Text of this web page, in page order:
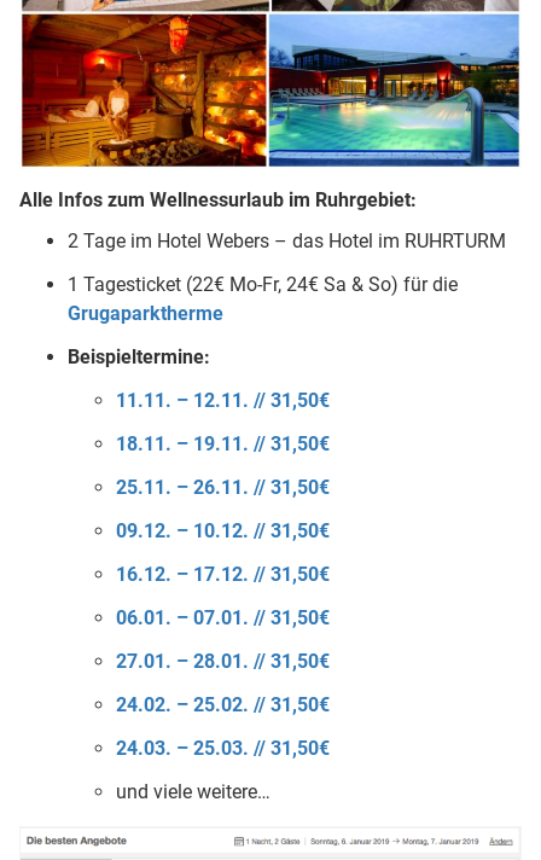
Alle Infos zum Wellnessurlaub im Ruhrgebiet:
2 Tage im Hotel Webers – das Hotel im RUHRTURM
1 Tagesticket (22€ Mo-Fr, 24€ Sa & So) für die
Grugaparktherme
Beispieltermine:
11.11. – 12.11. // 31,50€
18.11. – 19.11. // 31,50€
25.11. – 26.11. // 31,50€
09.12. – 10.12. // 31,50€
16.12. – 17.12. // 31,50€
06.01. – 07.01. // 31,50€
27.01. – 28.01. // 31,50€
24.02. – 25.02. // 31,50€
24.03. – 25.03. // 31,50€
und viele weitere…